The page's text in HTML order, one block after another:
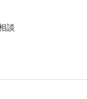
な店舗デザイン
料理・個室の距離感か
談